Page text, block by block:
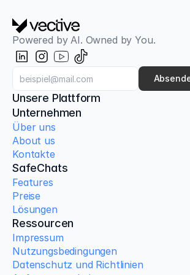
Basierend auf dem offiziellen
Claude Code für Entwickler
Für Entwickler, die wissen, dass
existiert, aber auch, dass sie dessen
Weitem nicht ausschöpfen. Drei
Stunden oder ein ganzer
echten Codebasis.
Powered by AI. Owned by You.
Unsere Plattform
Unternehmen
Über uns
About us
Kontakte
SafeChats
Features
Preise
Lösungen
Ressourcen
Impressum
Nutzungsbedingungen
Datenschutz und Richtlinien